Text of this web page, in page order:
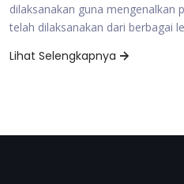
dilaksanakan guna mengenalkan
telah dilaksanakan dari berbagai
Lihat Selengkapnya